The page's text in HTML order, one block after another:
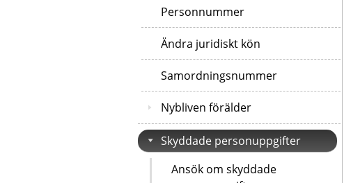
Personnummer
Ändra juridiskt kön
Samordningsnummer
Nybliven förälder
Skyddade personuppgifter
Ansök om skyddade